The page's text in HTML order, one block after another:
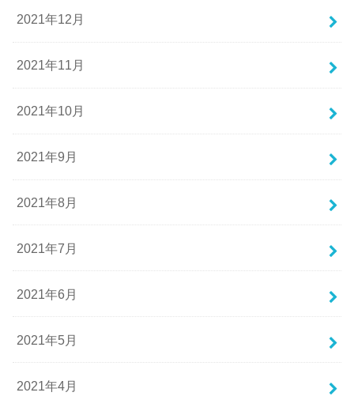
2021年12月
2021年11月
2021年10月
2021年9月
2021年8月
2021年7月
2021年6月
2021年5月
2021年4月